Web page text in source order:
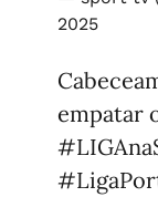
2025
empatar